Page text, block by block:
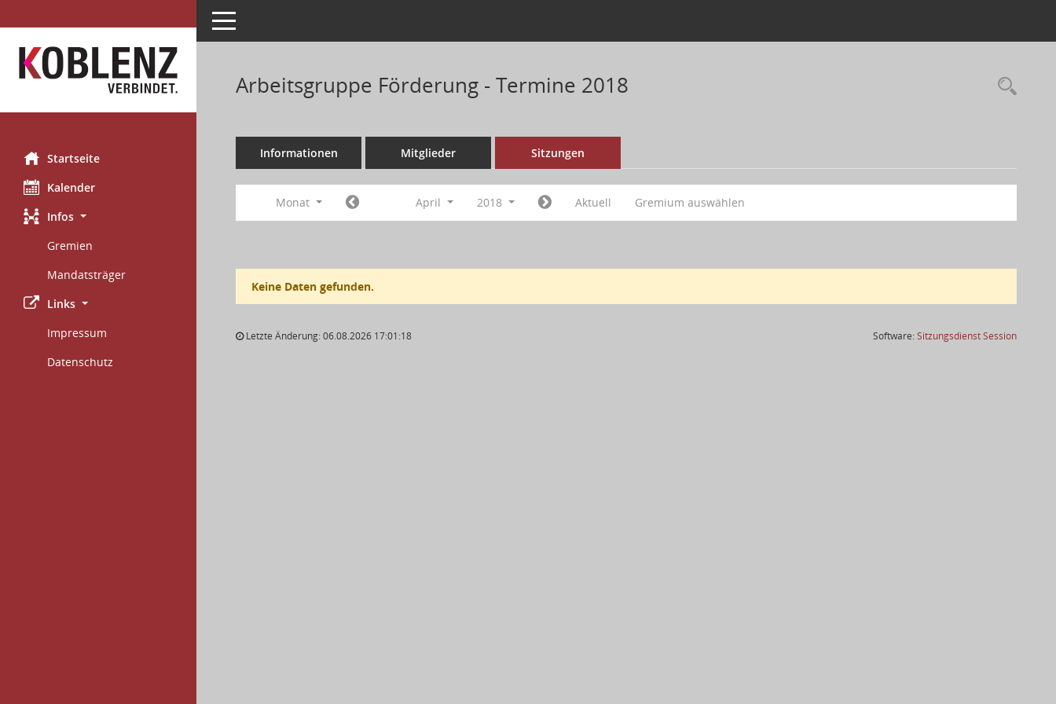
Startseite
Kalender
Infos
Gremien
Mandatsträger
Links
Impressum
Datenschutz
Toggle navigation
Arbeitsgruppe Förderung - Termine 2018
Informationen Mitglieder Sitzungen
Monat April 2018 Aktuell Gremium auswählen
Keine Daten gefunden.
Letzte Änderung: 06.08.2026 17:01:18 Software:SitzungsdienstSession(Wird in